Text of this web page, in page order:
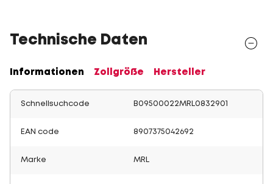
Technische Daten
Informationen Zollgröße Hersteller
Schnellsuchcode B09500022MRL0832901
EAN code 8907375042692
Marke MRL